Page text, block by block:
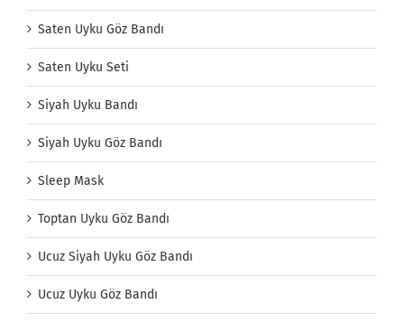
Saten Uyku Göz Bandı
Saten Uyku Seti
Siyah Uyku Bandı
Siyah Uyku Göz Bandı
Sleep Mask
Toptan Uyku Göz Bandı
Ucuz Siyah Uyku Göz Bandı
Ucuz Uyku Göz Bandı